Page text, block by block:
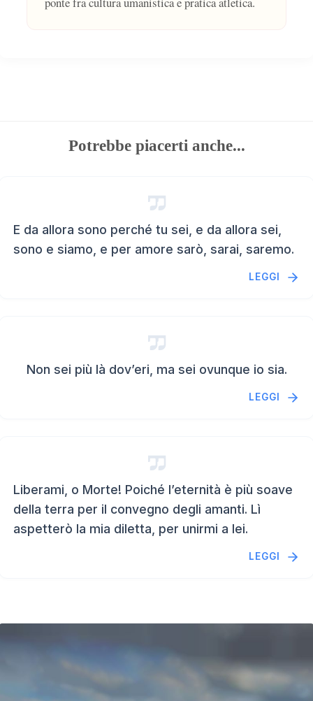
Potrebbe piacerti anche...
E da allora sono perché tu sei, e da allora sei,
sono e siamo, e per amore sarò, sarai, saremo.
LEGGI
Non sei più là dov’eri, ma sei ovunque io sia.
LEGGI
Liberami, o Morte! Poiché l’eternità è più soave
della terra per il convegno degli amanti. Lì
aspetterò la mia diletta, per unirmi a lei.
LEGGI